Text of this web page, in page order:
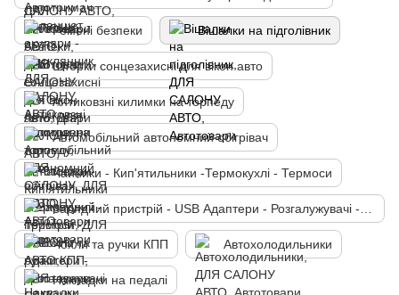
Ремені безпеки Вішалки на підголівник
Шторки сонцезахисні для вікон авто
Антиковзні килимки на торпеду
Автомобільний автономний обігрівач
Чайники - Кип'ятильники -Термокухлі - Термоси
Чохли та ручки КПП Автохолодильники
Накладки на педалі